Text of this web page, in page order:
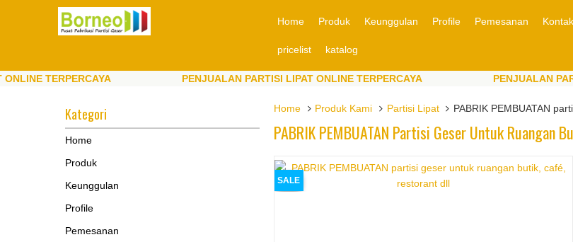
Home Produk Keunggulan Profile Pemesanan Kontak
pricelist katalog
TERPERCAYA PENJUALAN PARTISI LIPAT ONLINE TERPERCAYA PENJUALAN PARTISI
Home
Produk Kami Partisi Lipat PABRIK PEMBUATAN
PABRIK PEMBUATAN Partisi Geser Untuk Ruangan
SALE
Kategori
Home
Produk
Keunggulan
Profile
Pemesanan